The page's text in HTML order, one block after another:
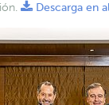
Descarga en